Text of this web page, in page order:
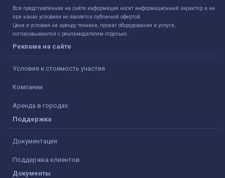
Вся представленная на сайте информация носит информационный характер и ни
при каких условиях не является публичной офертой.
Цена и условия на аренду техники, прокат оборудования и услуги,
согласовываются с рекламодателем отдельно.
Реклама на сайте
Условия и стоимость участия
Компании
Аренда в городах
Поддержка
Документация
Поддержка клиентов
Документы